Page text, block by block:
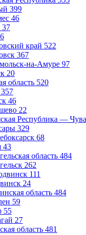
399
46
37
край 522
367
на-Амуре 97
20
область 520
357
46
22
Республика —
329
68
43
область 484
262
111
24
область 484
59
55
27
область 481